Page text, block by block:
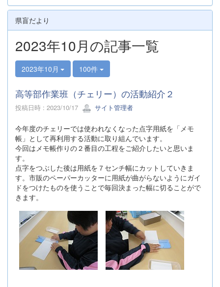
県盲だより
2023年10月の記事一覧
2023年10月 100件
高等部作業班（チェリー）の活動紹介２
投稿日時 : 2023/10/17 サイト管理者
今年度のチェリーでは使われなくなった点字用紙を「メモ
帳」として再利用する活動に取り組んでいます。
今回はメモ帳作りの２番目の工程をご紹介したいと思いま
す。
点字をつぶした後は用紙を７センチ幅にカットしていきま
す。市販のペーパーカッターに用紙が曲がらないようにガイ
ドをつけたものを使うことで毎回決まった幅に切ることがで
きます。